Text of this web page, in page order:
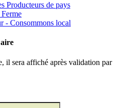
Producteurs de pays
- Consommons local
il sera affiché après validation par